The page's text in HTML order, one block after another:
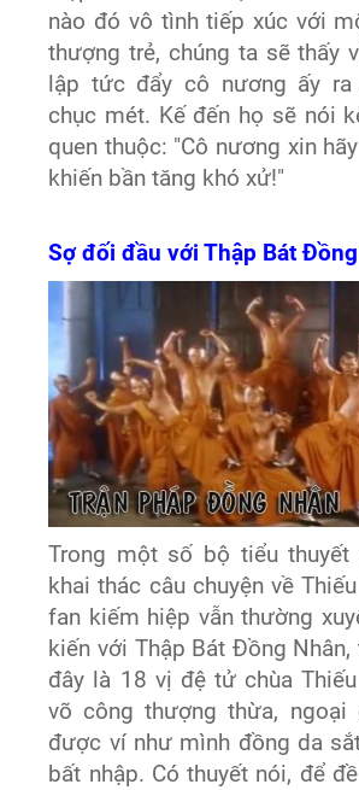
nào đó vô tình tiếp xúc với
thượng trẻ, chúng ta sẽ thấy
lập tức đẩy cô nương ấy ra
chục mét. Kế đến họ sẽ nói
quen thuộc: "Cô nương xin
khiến bần tăng khó xử!"
Sợ đối đầu với Thập Bát
Trong một số bộ tiểu thuyết
khai thác câu chuyện về
fan kiếm hiệp vẫn thường
kiến với Thập Bát Đồng Nhân,
đây là 18 vị đệ tử chùa
võ công thượng thừa, ngoại
được ví như mình đồng da
bất nhập. Có thuyết nói, để